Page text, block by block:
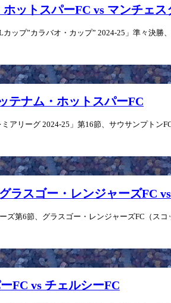
ットスパーFC vs マンチェ
ップ”カラバオ・カップ” 2024-25」準々決
テナム・ホットスパーFC
アリーグ 2024-25」第16節、サウサンプトン
ラスゴー・レンジャーズFC
ズ第6節、グラスゴー・レンジャーズFC（ス
FC vs チェルシーFC